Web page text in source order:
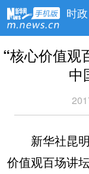
时政
“核心价值观
中
新华社昆明
价值观百场讲